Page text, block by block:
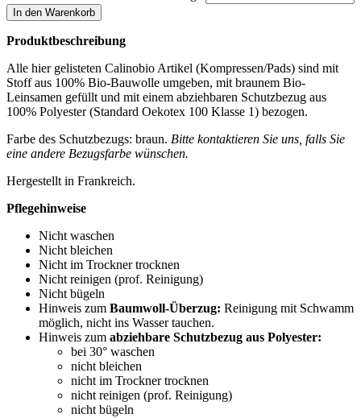
In den Warenkorb
Produktbeschreibung
Alle hier gelisteten Calinobio Artikel (Kompressen/Pads) sind mit
Stoff aus 100% Bio-Bauwolle umgeben, mit braunem Bio-
Leinsamen gefüllt und mit einem abziehbaren Schutzbezug aus
100% Polyester (Standard Oekotex 100 Klasse 1) bezogen.
Farbe des Schutzbezugs: braun. Bitte kontaktieren Sie uns, falls Sie
eine andere Bezugsfarbe wünschen.
Hergestellt in Frankreich.
Pflegehinweise
Nicht waschen
Nicht bleichen
Nicht im Trockner trocknen
Nicht reinigen (prof. Reinigung)
Nicht bügeln
Hinweis zum Baumwoll-Überzug: Reinigung mit Schwamm
möglich, nicht ins Wasser tauchen.
Hinweis zum abziehbare Schutzbezug aus Polyester:
bei 30° waschen
nicht bleichen
nicht im Trockner trocknen
nicht reinigen (prof. Reinigung)
nicht bügeln